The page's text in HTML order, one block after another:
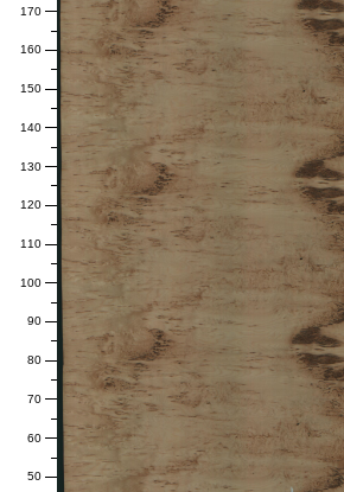
50
60
70
80
90
100
110
120
130
140
150
160
170